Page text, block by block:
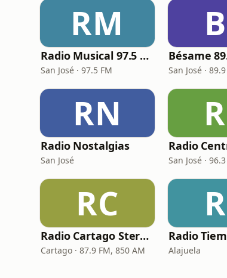
RM
Radio Musical 97.5 FM
San José · 97.5 FM
Bésame
San José ·
RN
Radio Nostalgias
San José
Radio
San José ·
RC
Radio Cartago Stereo 87.9 FM
Cartago · 87.9 FM, 850 AM
Radio
Alajuela